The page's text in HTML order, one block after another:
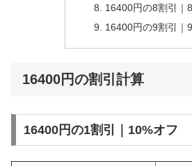
16400円の8割引｜
16400円の9割引｜
16400円の割引計算
16400円の1割引｜10%オフ